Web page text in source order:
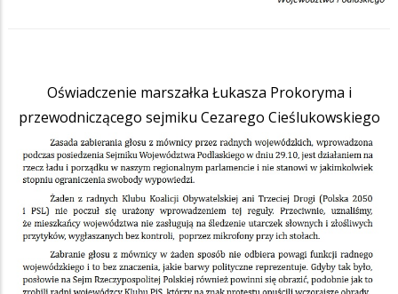
Oświadczenie marszałka Łukasza Prokoryma i
przewodniczącego sejmiku Cezarego Cieślukowskiego